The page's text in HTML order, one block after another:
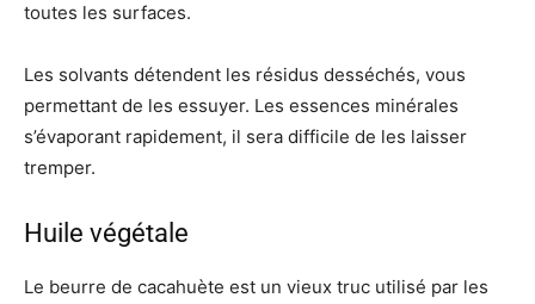
toutes les surfaces.
Les solvants détendent les résidus desséchés, vous
permettant de les essuyer. Les essences minérales
s’évaporant rapidement, il sera difficile de les laisser
tremper.
Huile végétale
Le beurre de cacahuète est un vieux truc utilisé par les